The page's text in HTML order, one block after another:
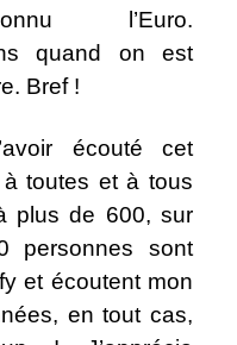
l’Euro.
quand on est
Bref !
écouté cet
toutes et à tous
plus de 600, sur
personnes sont
et écoutent mon
en tout cas,